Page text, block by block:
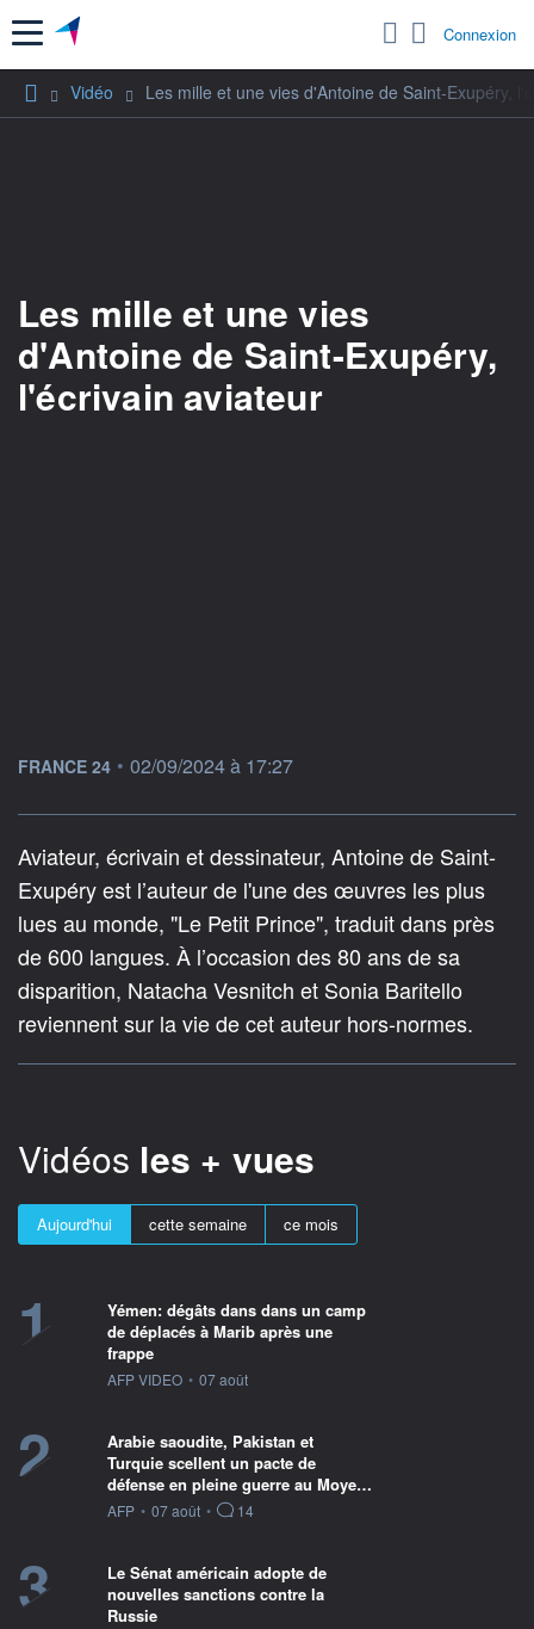
Menu Connexion
Vidéo Les mille et une vies d'Antoine de Saint-Exupéry,
Les mille et une vies
d'Antoine de Saint-Exupéry,
l'écrivain aviateur
information fournie par
FRANCE 24 • 02/09/2024 à 17:27
Aviateur, écrivain et dessinateur, Antoine de Saint-
Exupéry est l’auteur de l'une des œuvres les plus
lues au monde, "Le Petit Prince", traduit dans près
de 600 langues. À l’occasion des 80 ans de sa
disparition, Natacha Vesnitch et Sonia Baritello
reviennent sur la vie de cet auteur hors-normes.
Vidéos les + vues
Aujourd'hui cette semaine ce mois
1
Yémen: dégâts dans dans un camp
de déplacés à Marib après une
frappe
information fournie par
AFP VIDEO • 07 août
2
Arabie saoudite, Pakistan et
Turquie scellent un pacte de
défense en pleine guerre au Moye…
information fournie par
AFP • 07 août • 14
3
Le Sénat américain adopte de
nouvelles sanctions contre la
Russie